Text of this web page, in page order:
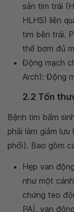
sản tim trái
HLHS) liên
tim bên trái.
thể bơm đủ
Động mạch
Arch): Động
2.2 Tổn
Bệnh tim bẩm
phải làm giảm
phổi). Bao gồm
Hẹp van
như một
chứng teo
PA), van